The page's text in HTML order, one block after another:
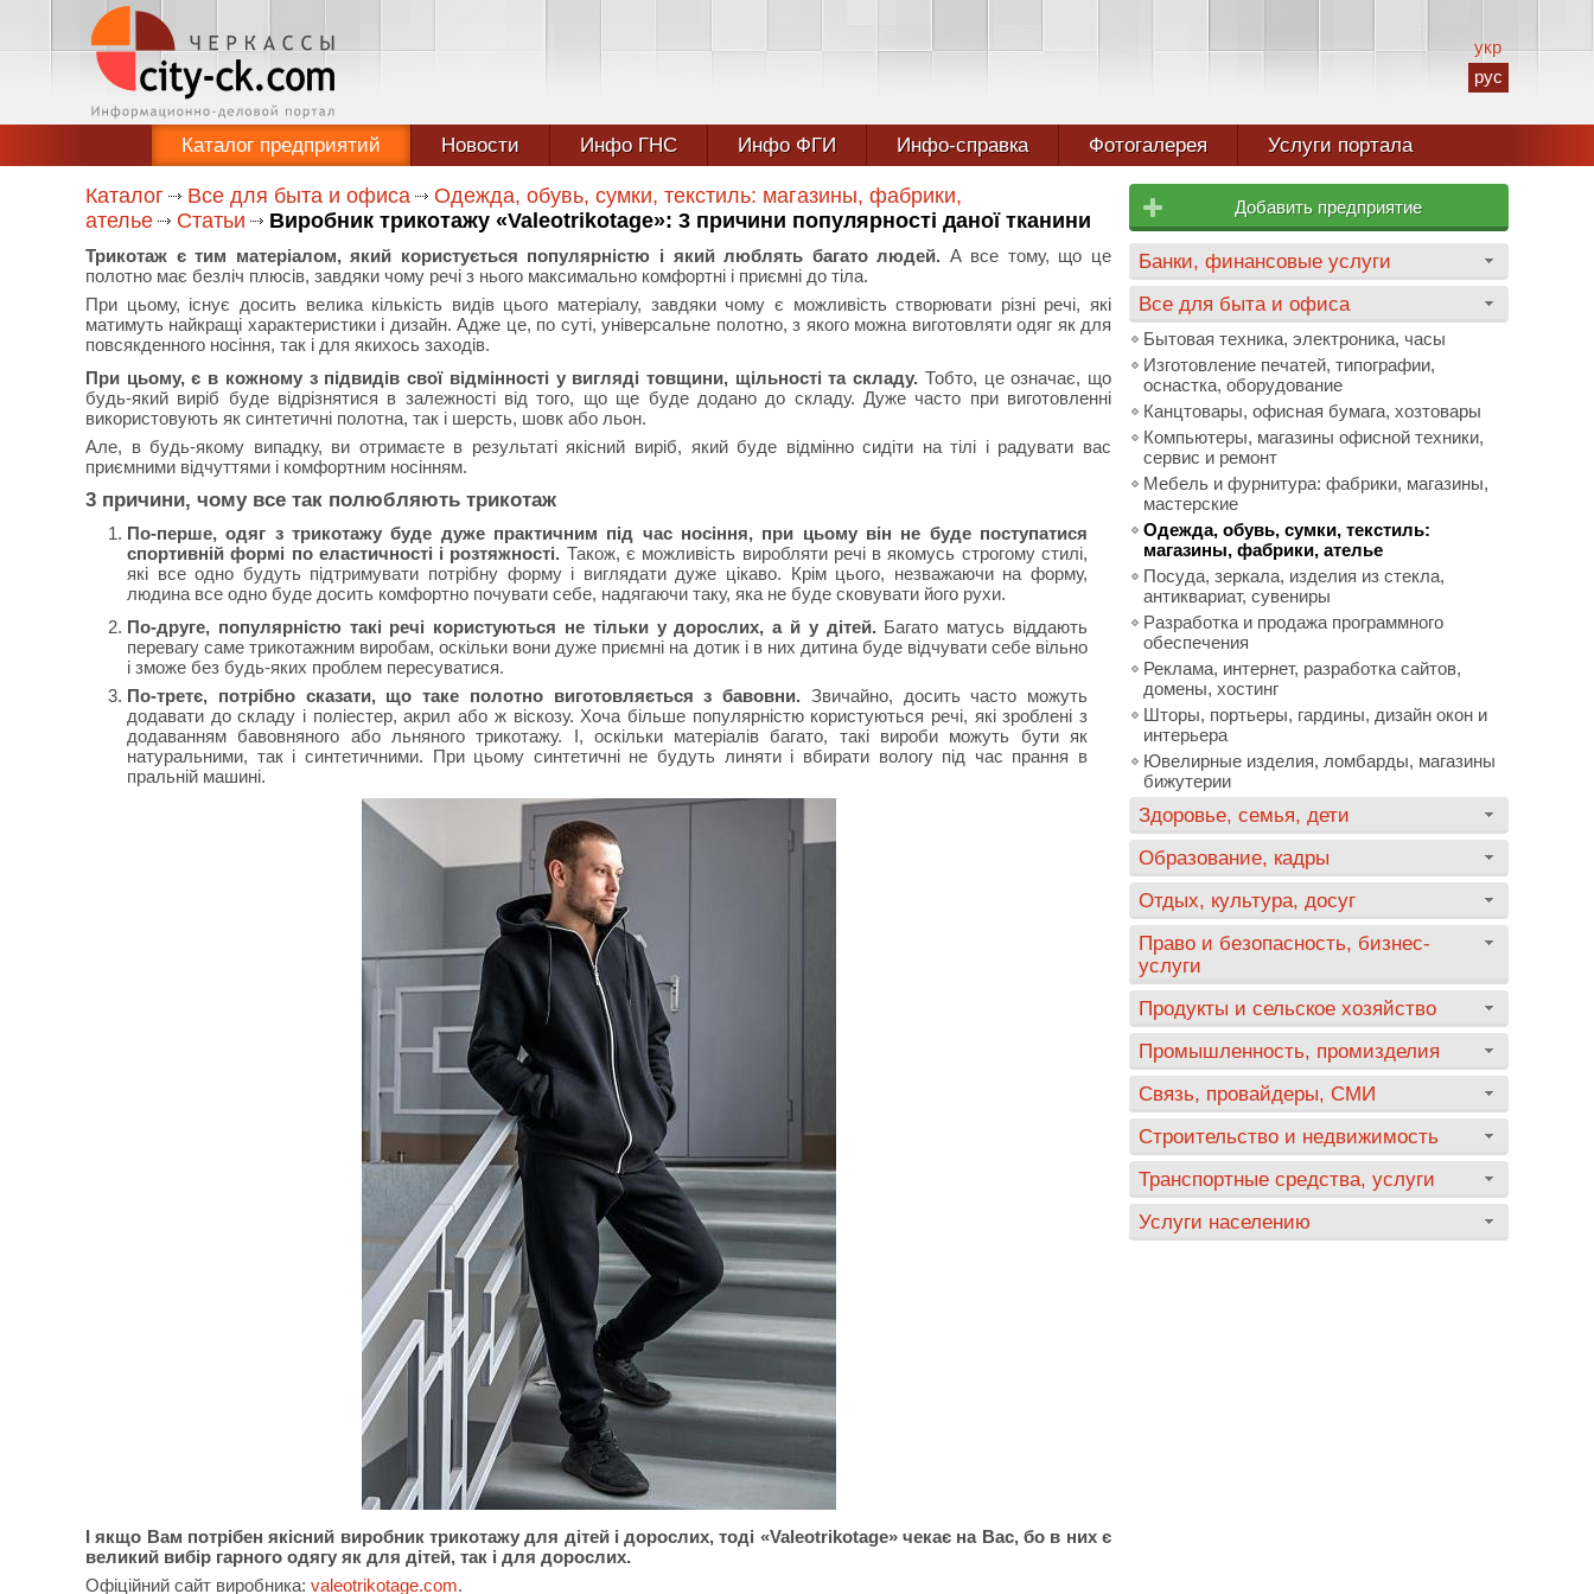
укр
рус
Каталог предприятий Новости Инфо ГНС Инфо ФГИ Инфо-справка Фотогалерея Услуги портала
Каталог Все для быта и офиса
Одежда, обувь, сумки, текстиль: магазины, фабрики,
ателье
Статьи Виробник трикотажу «Valeotrikotage»: 3 причини популярності даної тканини
Трикотаж є тим матеріалом, який користується популярністю і який люблять багато людей. А все тому, що це
полотно має безліч плюсів, завдяки чому речі з нього максимально комфортні і приємні до тіла.
При цьому, існує досить велика кількість видів цього матеріалу, завдяки чому є можливість створювати різні речі, які
матимуть найкращі характеристики і дизайн. Адже це, по суті, універсальне полотно, з якого можна виготовляти одяг як для
повсякденного носіння, так і для якихось заходів.
При цьому, є в кожному з підвидів свої відмінності у вигляді товщини, щільності та складу. Тобто, це означає, що
будь-який виріб буде відрізнятися в залежності від того, що ще буде додано до складу. Дуже часто при виготовленні
використовують як синтетичні полотна, так і шерсть, шовк або льон.
Але, в будь-якому випадку, ви отримаєте в результаті якісний виріб, який буде відмінно сидіти на тілі і радувати вас
приємними відчуттями і комфортним носінням.
3 причини, чому все так полюбляють трикотаж
По-перше, одяг з трикотажу буде дуже практичним під час носіння, при цьому він не буде поступатися
спортивній формі по еластичності і розтяжності. Також, є можливість виробляти речі в якомусь строгому стилі,
які все одно будуть підтримувати потрібну форму і виглядати дуже цікаво. Крім цього, незважаючи на форму,
людина все одно буде досить комфортно почувати себе, надягаючи таку, яка не буде сковувати його рухи.
По-друге, популярністю такі речі користуються не тільки у дорослих, а й у дітей.Багато матусь віддають
перевагу саме трикотажним виробам, оскільки вони дуже приємні на дотик і в них дитина буде відчувати себе вільно
і зможе без будь-яких проблем пересуватися.
По-третє, потрібно сказати, що таке полотно виготовляється з бавовни. Звичайно, досить часто можуть
додавати до складу і поліестер, акрил або ж віскозу. Хоча більше популярністю користуються речі, які зроблені з
додаванням бавовняного або льняного трикотажу. І, оскільки матеріалів багато, такі вироби можуть бути як
натуральними, так і синтетичними. При цьому синтетичні не будуть линяти і вбирати вологу під час прання в
пральній машині.
І якщо Вам потрібен якісний виробник трикотажу для дітей і дорослих, тоді «Valeotrikotage» чекає на Вас, бо в них є
великий вибір гарного одягу як для дітей, так і для дорослих.
Офіційний сайт виробника: valeotrikotage.com.
Добавить предприятие
Банки, финансовые услуги
Все для быта и офиса
Бытовая техника, электроника, часы
Изготовление печатей, типографии,
оснастка, оборудование
Канцтовары, офисная бумага, хозтовары
Компьютеры, магазины офисной техники,
сервис и ремонт
Мебель и фурнитура: фабрики, магазины,
мастерские
Одежда, обувь, сумки, текстиль:
магазины, фабрики, ателье
Посуда, зеркала, изделия из стекла,
антиквариат, сувениры
Разработка и продажа программного
обеспечения
Реклама, интернет, разработка сайтов,
домены, хостинг
Шторы, портьеры, гардины, дизайн окон и
интерьера
Ювелирные изделия, ломбарды, магазины
бижутерии
Здоровье, семья, дети
Образование, кадры
Отдых, культура, досуг
Право и безопасность, бизнес-
услуги
Продукты и сельское хозяйство
Промышленность, промизделия
Связь, провайдеры, СМИ
Строительство и недвижимость
Транспортные средства, услуги
Услуги населению